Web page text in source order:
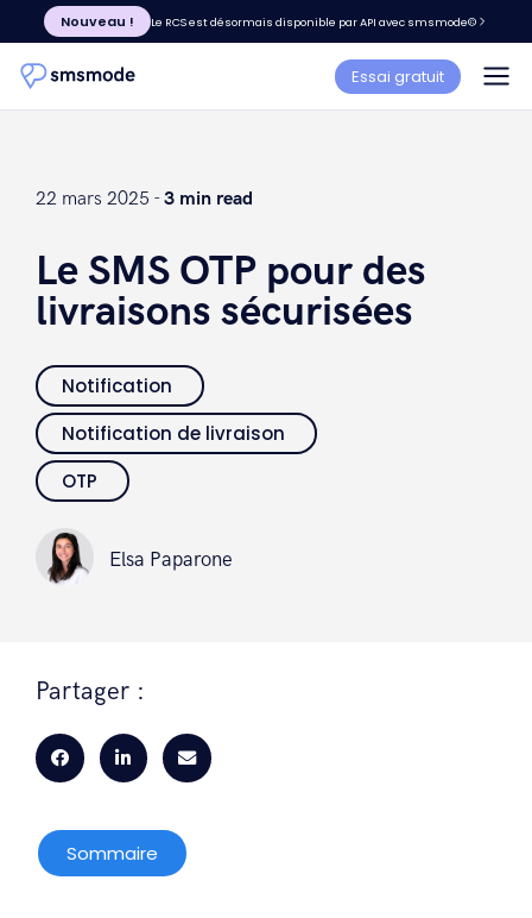
Nouveau ! Le RCS est désormais disponible par API avec smsmode©
Essai gratuit
22 mars 2025 -3 min read
Le SMS OTP pour des
livraisons sécurisées
Notification
Notification de livraison
OTP
Elsa Paparone
Partager :
Sommaire